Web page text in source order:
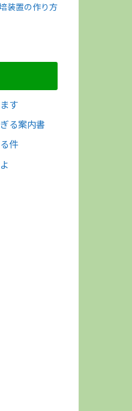
装置の作り方
す
る案内書
件